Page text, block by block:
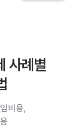
사례별
비용,